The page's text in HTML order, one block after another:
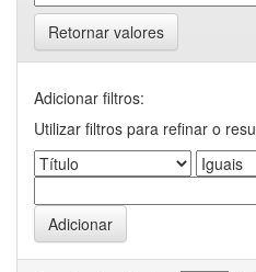
Retornar valores
Adicionar filtros:
Utilizar filtros para refinar o